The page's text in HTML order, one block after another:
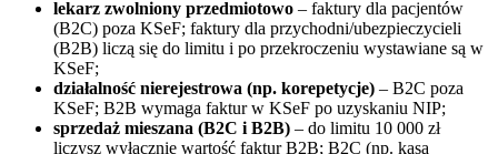
lekarz zwolniony przedmiotowo – faktury dla pacjentów
(B2C) poza KSeF; faktury dla przychodni/ubezpieczycieli
(B2B) liczą się do limitu i po przekroczeniu wystawiane są w
KSeF;
działalność nierejestrowa (np. korepetycje) – B2C poza
KSeF; B2B wymaga faktur w KSeF po uzyskaniu NIP;
sprzedaż mieszana (B2C i B2B) – do limitu 10 000 zł
liczysz wyłącznie wartość faktur B2B; B2C (np. kasa